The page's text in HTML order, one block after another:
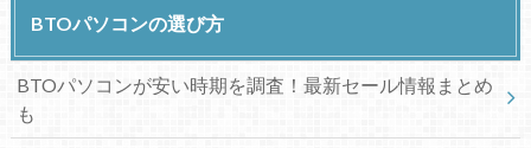
BTOパソコンの選び方
BTOパソコンが安い時期を調査！最新セール情報まとめ
も